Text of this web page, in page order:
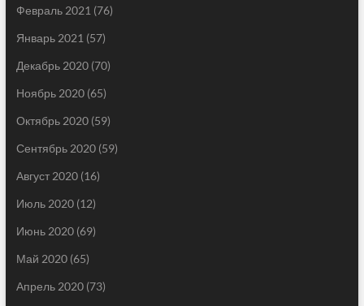
Февраль 2021 (76)
Январь 2021 (57)
Декабрь 2020(70)
Ноябрь 2020(65)
Октябрь 2020(59)
Сентябрь 2020(59)
Август 2020(16)
Июль 2020(12)
Июнь 2020(69)
Май 2020(65)
Апрель 2020(73)